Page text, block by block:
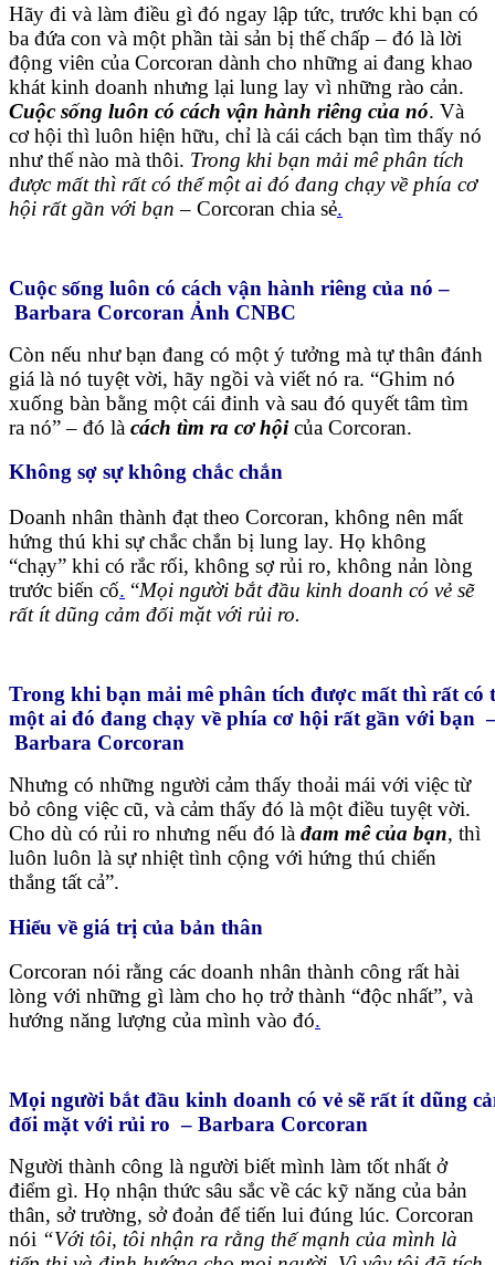
Hãy đi và làm điều gì đó ngay lập tức, trước khi bạn có
ba đứa con và một phần tài sản bị thế chấp – đó là lời
động viên của Corcoran dành cho những ai đang khao
khát kinh doanh nhưng lại lung lay vì những rào cản.
Cuộc sống luôn có cách vận hành riêng của nó. Và
cơ hội thì luôn hiện hữu, chỉ là cái cách bạn tìm thấy nó
như thế nào mà thôi. Trong khi bạn mải mê phân tích
được mất thì rất có thể một ai đó đang chạy về phía cơ
hội rất gần với bạn – Corcoran chia sẻ.
Cuộc sống luôn có cách vận hành riêng của nó –
Barbara Corcoran Ảnh CNBC
Còn nếu như bạn đang có một ý tưởng mà tự thân đánh
giá là nó tuyệt vời, hãy ngồi và viết nó ra. “Ghim nó
xuống bàn bằng một cái đinh và sau đó quyết tâm tìm
ra nó” – đó là cách tìm ra cơ hộicủa Corcoran.
Không sợ sự không chắc chắn
Doanh nhân thành đạt theo Corcoran, không nên mất
hứng thú khi sự chắc chắn bị lung lay. Họ không
“chạy” khi có rắc rối, không sợ rủi ro, không nản lòng
trước biến cố. “Mọi người bắt đầu kinh doanh có vẻ sẽ
rất ít dũng cảm đối mặt với rủi ro.
Trong khi bạn mải mê phân tích được mất thì rất có
một ai đó đang chạy về phía cơ hội rất gần với bạn
Barbara Corcoran
Nhưng có những người cảm thấy thoải mái với việc từ
bỏ công việc cũ, và cảm thấy đó là một điều tuyệt vời.
Cho dù có rủi ro nhưng nếu đó là đam mê của bạn, thì
luôn luôn là sự nhiệt tình cộng với hứng thú chiến
thắng tất cả”.
Hiểu về giá trị của bản thân
Corcoran nói rằng các doanh nhân thành công rất hài
lòng với những gì làm cho họ trở thành “độc nhất”, và
hướng năng lượng của mình vào đó.
Mọi người bắt đầu kinh doanh có vẻ sẽ rất ít dũng
đối mặt với rủi ro – Barbara Corcoran
Người thành công là người biết mình làm tốt nhất ở
điểm gì. Họ nhận thức sâu sắc về các kỹ năng của bản
thân, sở trường, sở đoản để tiến lui đúng lúc. Corcoran
nói “Với tôi, tôi nhận ra rằng thế mạnh của mình là